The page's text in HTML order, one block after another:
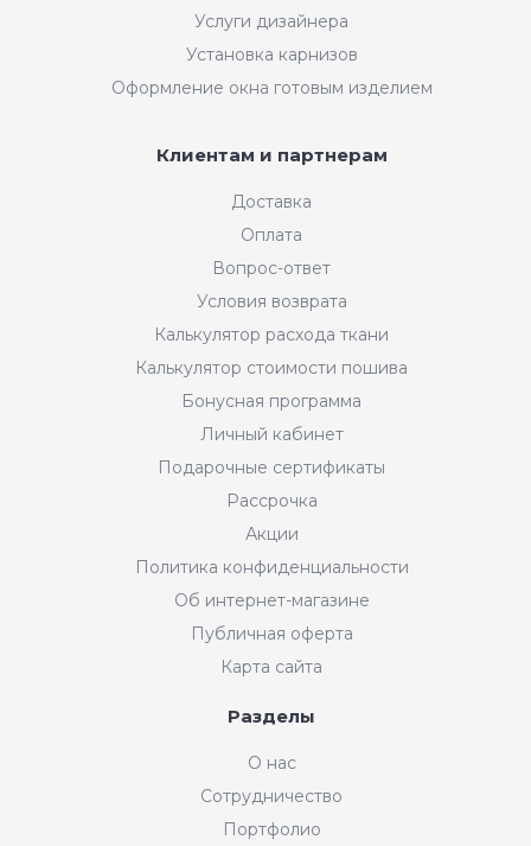
Интернет-магазин "Мир
Добрый день! Готовы Вам
помочь. Напишите нам, если у
Услуги дизайнера
Установка карнизов
Оформление окна готовым изделием
Клиентам и партнерам
Доставка
Оплата
Вопрос-ответ
Условия возврата
Калькулятор расхода ткани
Калькулятор стоимости пошива
Бонусная программа
Личный кабинет
Подарочные сертификаты
Рассрочка
Акции
Политика конфиденциальности
Об интернет-магазине
Публичная оферта
Карта сайта
Разделы
О нас
Сотрудничество
Портфолио